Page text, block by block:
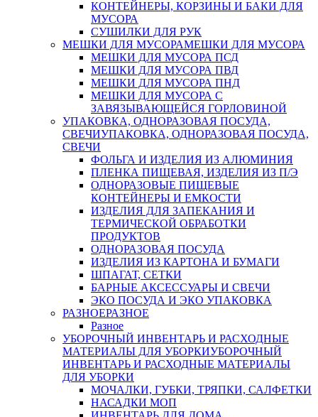
КОНТЕЙНЕРЫ, КОРЗИНЫ И БАКИ ДЛЯ
МУСОРА
СУШИЛКИ ДЛЯ РУК
МЕШКИ ДЛЯ МУСОРАМЕШКИ ДЛЯ МУСОРА
МЕШКИ ДЛЯ МУСОРА ПСД
МЕШКИ ДЛЯ МУСОРА ПВД
МЕШКИ ДЛЯ МУСОРА ПНД
МЕШКИ ДЛЯ МУСОРА С
ЗАВЯЗЫВАЮЩЕЙСЯ ГОРЛОВИНОЙ
УПАКОВКА, ОДНОРАЗОВАЯ ПОСУДА,
СВЕЧИУПАКОВКА, ОДНОРАЗОВАЯ ПОСУДА,
СВЕЧИ
ФОЛЬГА И ИЗДЕЛИЯ ИЗ АЛЮМИНИЯ
ПЛЕНКА ПИЩЕВАЯ, ИЗДЕЛИЯ ИЗ П/Э
ОДНОРАЗОВЫЕ ПИЩЕВЫЕ
КОНТЕЙНЕРЫ И ЕМКОСТИ
ИЗДЕЛИЯ ДЛЯ ЗАПЕКАНИЯ И
ТЕРМИЧЕСКОЙ ОБРАБОТКИ
ПРОДУКТОВ
ОДНОРАЗОВАЯ ПОСУДА
ИЗДЕЛИЯ ИЗ КАРТОНА И БУМАГИ
ШПАГАТ, СЕТКИ
БАРНЫЕ АКСЕССУАРЫ И СВЕЧИ
ЭКО ПОСУДА И ЭКО УПАКОВКА
РАЗНОЕРАЗНОЕ
Разное
УБОРОЧНЫЙ ИНВЕНТАРЬ И РАСХОДНЫЕ
МАТЕРИАЛЫ ДЛЯ УБОРКИУБОРОЧНЫЙ
ИНВЕНТАРЬ И РАСХОДНЫЕ МАТЕРИАЛЫ
ДЛЯ УБОРКИ
МОЧАЛКИ, ГУБКИ, ТРЯПКИ, САЛФЕТКИ
НАСАДКИ МОП